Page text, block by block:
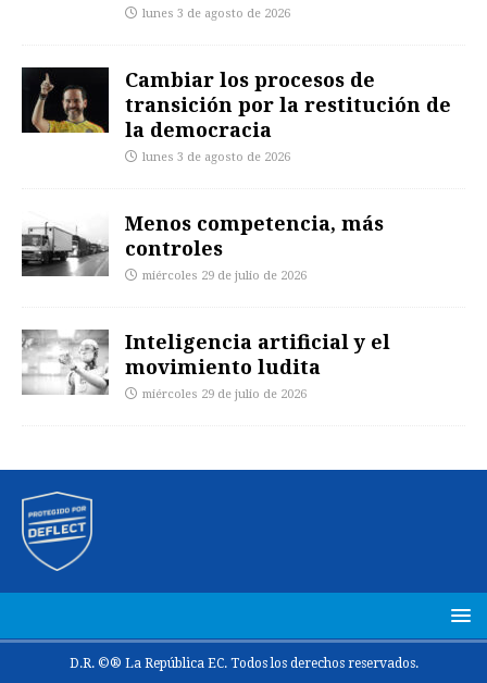
lunes 3 de agosto de 2026
Cambiar los procesos de
transición por la restitución de
la democracia
lunes 3 de agosto de 2026
Menos competencia, más
controles
miércoles 29 de julio de 2026
Inteligencia artificial y el
movimiento ludita
miércoles 29 de julio de 2026
D.R. ©® La República EC. Todos los derechos reservados.